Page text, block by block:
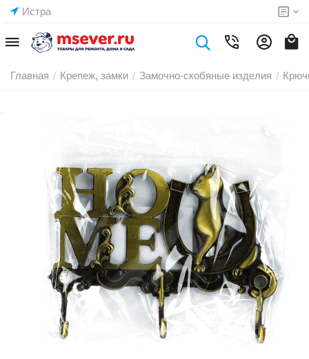
Истра
Главная / Крепеж, замки / Замочно-скобяные изделия /